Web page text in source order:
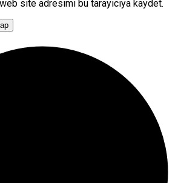
site adresimi bu tarayıcıya kaydet.